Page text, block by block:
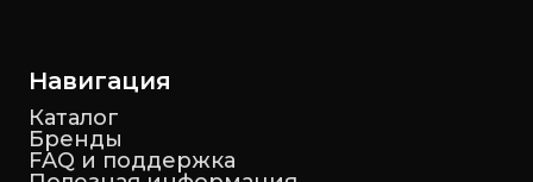
Навигация
Каталог
Бренды
FAQ и поддержка